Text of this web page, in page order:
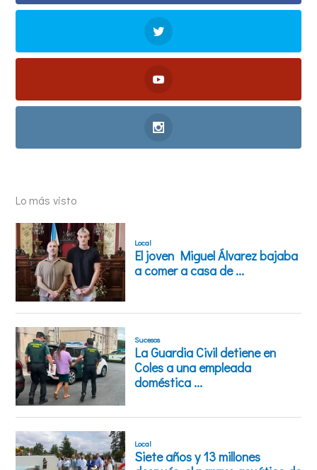
Lo más visto